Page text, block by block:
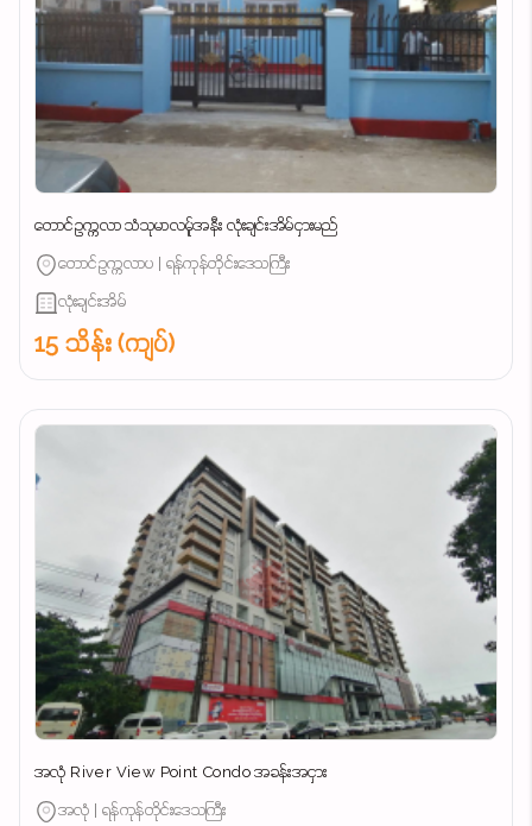
တောင်ဥက္ကလာ သံသုမာလမ်ူအနီး လုံးချင်းအိမ်ငှားမည်
တောင်ဥက္ကလာပ | ရန်ကုန်တိုင်းဒေသကြီး
လုံးချင်းအိမ်
15 သိန်း (ကျပ်)
အလုံ River View Point Condo အခန်းအငှား
အလုံ | ရန်ကုန်တိုင်းဒေသကြီး